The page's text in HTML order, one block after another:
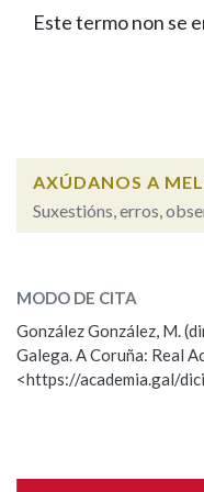
Facebook
TwitterYoutubeInstagram
BUSCAR NOS
Remata por
BUSCAR NO
Nas definicións
Este termo non se
AXÚDANOS A
Suxestións, erros,
Observación
Nome
MODO DE CITA
González González, M.
Galega. A Coruña: Real
<https://academia.gal/